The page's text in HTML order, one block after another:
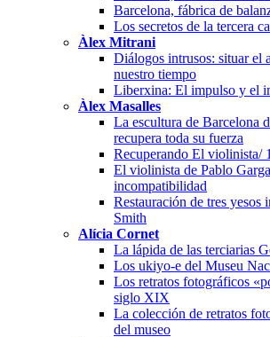
Barcelona, fábrica de
Los secretos de la tercera
Àlex Mitrani
Diálogos intrusos: situar el
nuestro tiempo
Liberxina: El impulso y el
Àlex Masalles
La escultura de Barcelona
recupera toda su fuerza
Recuperando El violinista/
El violinista de Pablo
incompatibilidad
Restauración de tres yesos
Smith
Alícia Cornet
La lápida de las terciarias
Los ukiyo-e del Museu
Los retratos fotográficos
siglo XIX
La colección de retratos
del museo